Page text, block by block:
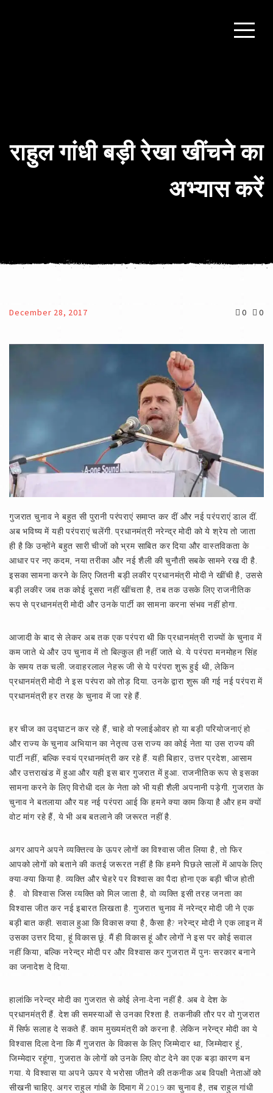
राहुल गांधी बड़ी रेखा खींचने का
अभ्यास करें
December 28, 2017 0 0
गुजरात चुनाव ने बहुत सी पुरानी परंपराएं समाप्त कर दीं और नई परंपराएं डाल दीं.
अब भविष्य में यही परंपराएं चलेंगी. प्रधानमंत्री नरेन्द्र मोदी को ये श्रेय तो जाता
ही है कि उन्होंने बहुत सारी चीजों को भ्रम साबित कर दिया और वास्तविकता के
आधार पर नए कदम, नया तरीका और नई शैली की चुनौती सबके सामने रख दी है.
इसका सामना करने के लिए जितनी बड़ी लकीर प्रधानमंत्री मोदी ने खींची है, उससे
बड़ी लकीर जब तक कोई दूसरा नहीं खींचता है, तब तक उसके लिए राजनीतिक
रूप से प्रधानमंत्री मोदी और उनके पार्टी का सामना करना संभव नहीं होगा.
आजादी के बाद से लेकर अब तक एक परंपरा थी कि प्रधानमंत्री राज्यों के चुनाव में
कम जाते थे और उप चुनाव में तो बिल्कुल ही नहीं जाते थे. ये परंपरा मनमोहन सिंह
के समय तक चली. जवाहरलाल नेहरू जी से ये परंपरा शुरू हुई थी, लेकिन
प्रधानमंत्री मोदी ने इस परंपरा को तोड़ दिया. उनके द्वारा शुरू की गई नई परंपरा में
प्रधानमंत्री हर तरह के चुनाव में जा रहे हैं.
हर चीज का उद्घाटन कर रहे हैं, चाहे वो फ्लाईओवर हो या बड़ी परियोजनाएं हो
और राज्य के चुनाव अभियान का नेतृत्व उस राज्य का कोई नेता या उस राज्य की
पार्टी नहीं, बल्कि स्वयं प्रधानमंत्री कर रहे हैं. यही बिहार, उत्तर प्रदेश, आसाम
और उत्तराखंड में हुआ और यही इस बार गुजरात में हुआ. राजनीतिक रूप से इसका
सामना करने के लिए विरोधी दल के नेता को भी यही शैली अपनानी पड़ेगी. गुजरात के
चुनाव ने बतलाया और यह नई परंपरा आई कि हमने क्या काम किया है और हम क्यों
वोट मांग रहे हैं, ये भी अब बतलाने की जरूरत नहीं है.
अगर आपने अपने व्यक्तित्व के ऊपर लोगों का विश्वास जीत लिया है, तो फिर
आपको लोगों को बताने की कतई जरूरत नहीं है कि हमने पिछले सालों में आपके लिए
क्या-क्या किया है. व्यक्ति और चेहरे पर विश्वास का पैदा होना एक बड़ी चीज होती
है. वो विश्वास जिस व्यक्ति को मिल जाता है, वो व्यक्ति इसी तरह जनता का
विश्वास जीत कर नई इबारत लिखता है. गुजरात चुनाव में नरेन्द्र मोदी जी ने एक
बड़ी बात कही. सवाल हुआ कि विकास क्या है, कैसा है? नरेन्द्र मोदी ने एक लाइन में
उसका उत्तर दिया, हूं विकास छूं. मैं ही विकास हूं और लोगों ने इस पर कोई सवाल
नहीं किया, बल्कि नरेन्द्र मोदी पर और विश्वास कर गुजरात में पुनः सरकार बनाने
का जनादेश दे दिया.
हालांकि नरेन्द्र मोदी का गुजरात से कोई लेना-देना नहीं है. अब वे देश के
प्रधानमंत्री हैं. देश की समस्याओं से उनका रिश्ता है. तकनीकी तौर पर वो गुजरात
में सिर्फ सलाह दे सकते हैं. काम मुख्यमंत्री को करना है. लेकिन नरेन्द्र मोदी का ये
विश्वास दिला देना कि मैं गुजरात के विकास के लिए जिम्मेदार था, जिम्मेदार हूं,
जिम्मेदार रहूंगा, गुजरात के लोगों को उनके लिए वोट देने का एक बड़ा कारण बन
गया. ये विश्वास या अपने ऊपर ये भरोसा जीतने की तकनीक अब विपक्षी नेताओं को
सीखनी चाहिए. अगर राहुल गांधी के दिमाग में 2019 का चुनाव है, तब राहुल गांधी